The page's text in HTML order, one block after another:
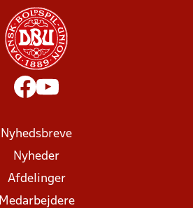
Nyhedsbreve
Nyheder
Afdelinger
Medarbejdere